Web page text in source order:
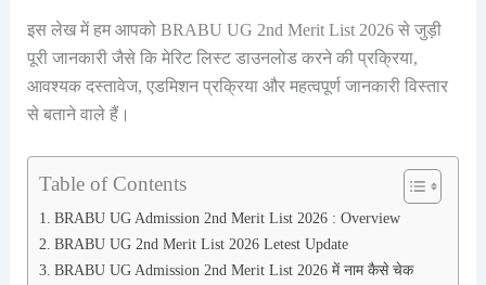
इस लेख में हम आपको BRABU UG 2nd Merit List 2026 से जुड़ी
पूरी जानकारी जैसे कि मेरिट लिस्ट डाउनलोड करने की प्रक्रिया,
आवश्यक दस्तावेज, एडमिशन प्रक्रिया और महत्वपूर्ण जानकारी विस्तार
से बताने वाले हैं।
Table of Contents
BRABU UG Admission 2nd Merit List 2026 : Overview
BRABU UG 2nd Merit List 2026 Letest Update
BRABU UG Admission 2nd Merit List 2026 में नाम कैसे चेक